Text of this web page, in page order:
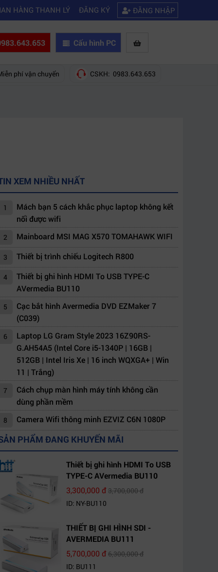
nào?| Mách bạn 5 cách khắc phục laptop không kết nối được wifi
HÀNG THANH LÝ ĐĂNG KÝ ĐĂNG NHẬP
Cấu hình PC
phí vận chuyển CSKH: 0983.643.653
XEM NHIỀU NHẤT
1
Mách bạn 5 cách khắc phục laptop không kết
nối được wifi
2 Mainboard MSI MAG X570 TOMAHAWK WIFI
3 Thiết bị trình chiếu Logitech R800
4
Thiết bị ghi hình HDMI To USB TYPE-C
AVermedia BU110
5
Cạc bắt hình Avermedia DVD EZMaker 7
(C039)
6
Laptop LG Gram Style 2023 16Z90RS-
G.AH54A5 (Intel Core i5-1340P | 16GB |
512GB | Intel Iris Xe | 16 inch WQXGA+ | Win
11 | Trắng)
7
Cách chụp màn hình máy tính không cần
dùng phần mềm
8 Camera Wifi thông minh EZVIZ C6N 1080P
PHẨM ĐANG KHUYẾN MÃI
Thiết bị ghi hình HDMI To USB
TYPE-C AVermedia BU110
3,300,000 đ3,700,000 đ
ID: NY-BU110
THIẾT BỊ GHI HÌNH SDI -
AVERMEDIA BU111
5,700,000 đ6,300,000 đ
ID: BU111